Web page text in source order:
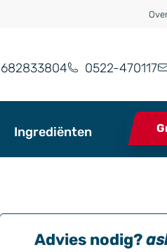
0522-470117
Ingrediënten
Advies nodig?